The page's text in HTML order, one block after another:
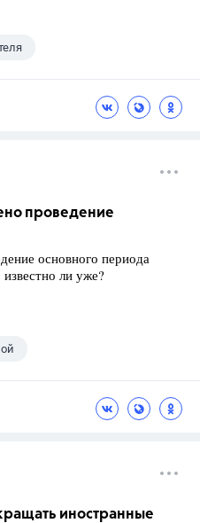
проведение
основного периода
ли уже?
иностранные